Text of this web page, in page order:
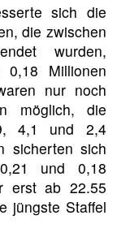
sich die
die zwischen
wurden,
Millionen
nur noch
möglich, die
4,1 und 2,4
sicherten sich
und 0,18
erst ab 22.55
jüngste Staffel